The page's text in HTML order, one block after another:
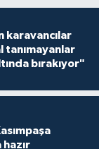
karavancılar
tanımayanlar
bırakıyor"
hazır